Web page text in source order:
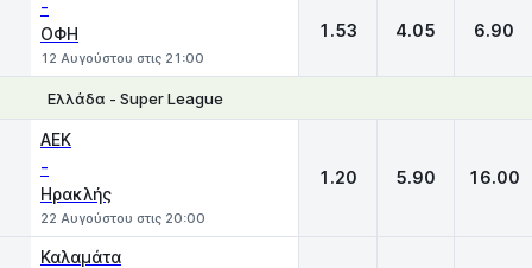
-
ΟΦΗ
12 Αυγούστου στις 21:00
1.53 4.05 6.90
Ελλάδα - Super League
ΑΕΚ
-
Ηρακλής
22 Αυγούστου στις 20:00
1.20 5.90 16.00
Καλαμάτα